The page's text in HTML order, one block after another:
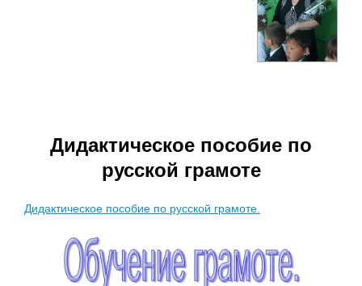
Дидактическое пособие по
русской грамоте
Дидактическое пособие по русской грамоте.